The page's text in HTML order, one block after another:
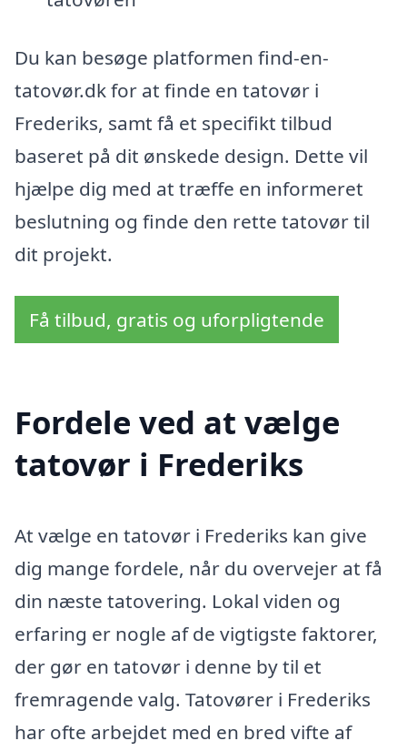
Du kan besøge platformen find-en-
tatovør.dk for at finde en tatovør i
Frederiks, samt få et specifikt tilbud
baseret på dit ønskede design. Dette vil
hjælpe dig med at træffe en informeret
beslutning og finde den rette tatovør til
dit projekt.
Få tilbud, gratis og uforpligtende
Fordele ved at vælge
tatovør i Frederiks
At vælge en tatovør i Frederiks kan give
dig mange fordele, når du overvejer at få
din næste tatovering. Lokal viden og
erfaring er nogle af de vigtigste faktorer,
der gør en tatovør i denne by til et
fremragende valg. Tatovører i Frederiks
har ofte arbejdet med en bred vifte af